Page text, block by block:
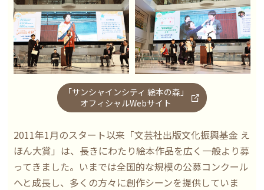
「サンシャインシティ 絵本の森」
オフィシャルWebサイト
2011年1月のスタート以来「文芸社出版文化振興基金 え
ほん大賞」は、長きにわたり絵本作品を広く一般より募
ってきました。いまでは全国的な規模の公募コンクール
へと成長し、多くの方々に創作シーンを提供していま